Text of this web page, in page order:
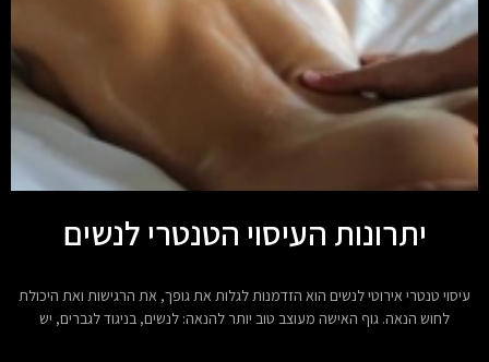
יתרונות העיסוי הטנטרי לנשים
עיסוי טנטרי אירוטי לנשים הוא הזדמנות לגלות את גופך, את הרגישות ואת היכולת
לחוש הנאה. גוף האישה מעוצב טוב יותר להנאה: לנשים, בניגוד לגברים, יש